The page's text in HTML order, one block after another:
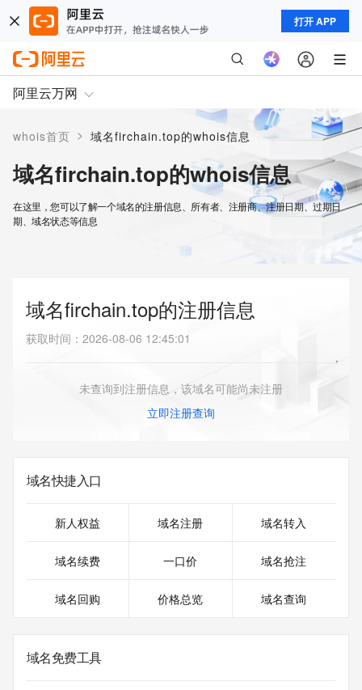
打开 APP
阿里云万网
whois首页 > 域名firchain.top的whois信息
域名firchain.top的whois信息
在这里，您可以了解一个域名的注册信息、所有者、注册商、注册日期、过期日
期、域名状态等信息
域名firchain.top的注册信息
获取时间 ： 2026-08-06 12:45:01
未查询到注册信息，该域名可能尚未注册
立即注册查询
域名快捷入口
新人权益 域名注册 域名转入
域名续费 一口价 域名抢注
域名回购 价格总览 域名查询
域名免费工具